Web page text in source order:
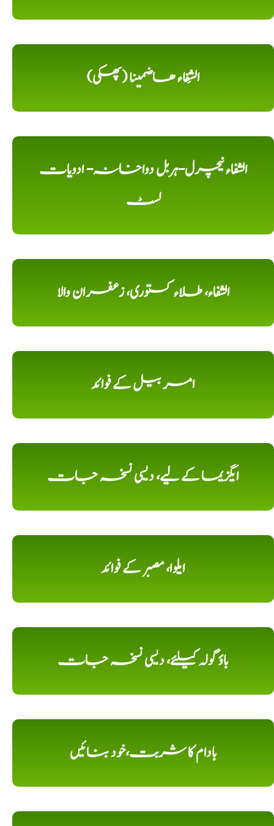
الشِفاء ھاضمینا (پھکی)
الشفاء نیچرل-ہربل دواخانہ- ادویات
لسٹ
الشفاء، طلاء کستوری، زعفران والا
امر بیل کے فوائد
ایگزیما کے لیے، دیسی نسخہ جات
ایلوا، مصبر کے فوائد
باؤ گولہ کیلئے، دیسی نسخہ جات
بادام کا شربت،خود بنائیں